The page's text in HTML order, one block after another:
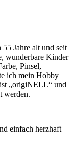
Jahre alt und seit
wunderbare Kinder
Pinsel,
ich mein Hobby
„origiNELL“ und
werden.
einfach herzhaft